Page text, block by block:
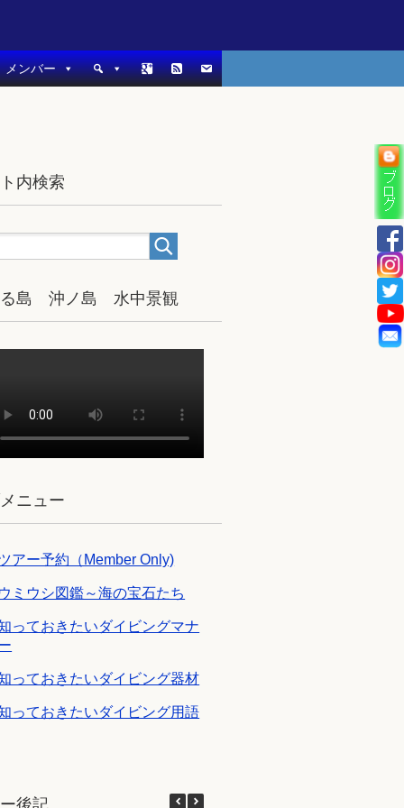
メンバー
内検索
る島 沖ノ島 水中景観
ニュー
アー予約（Member Only)
ウミウシ図鑑～海の宝石たち
っておきたいダイビングマナ
っておきたいダイビング器材
っておきたいダイビング用語